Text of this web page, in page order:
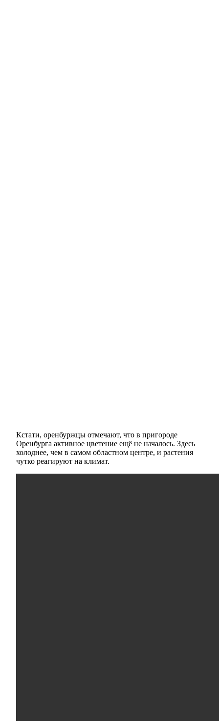
Кстати, оренбуржцы отмечают, что в пригороде
Оренбурга активное цветение ещё не началось. Здесь
холоднее, чем в самом областном центре, и растения
чутко реагируют на климат.